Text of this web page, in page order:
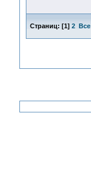
Страниц: [1] 2 Все